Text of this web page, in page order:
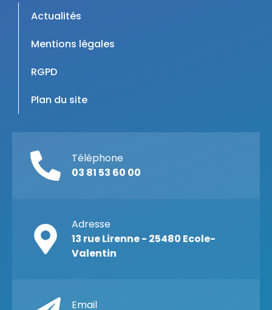
Actualités
Mentions légales
RGPD
Plan du site
Téléphone
03 81 53 60 00
Adresse
13 rue Lirenne - 25480 Ecole-
Valentin
Email